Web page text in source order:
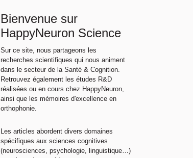
Bienvenue sur
HappyNeuron Science
Sur ce site, nous partageons les
recherches scientifiques qui nous animent
dans le secteur de la Santé & Cognition.
Retrouvez également les études R&D
réalisées ou en cours chez HappyNeuron,
ainsi que les mémoires d'excellence en
orthophonie.
Les articles abordent divers domaines
spécifiques aux sciences cognitives
(neurosciences, psychologie, linguistique…)